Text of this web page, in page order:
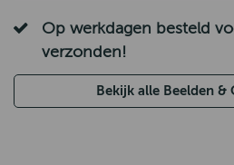
Op werkdagen besteld
verzonden!
Bekijk alle Beelden &